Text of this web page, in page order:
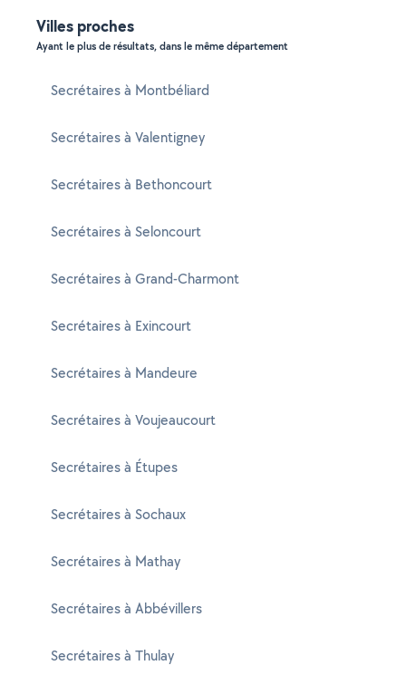
Villes proches
Ayant le plus de résultats, dans le même département
Secrétaires à Montbéliard
Secrétaires à Valentigney
Secrétaires à Bethoncourt
Secrétaires à Seloncourt
Secrétaires à Grand-Charmont
Secrétaires à Exincourt
Secrétaires à Mandeure
Secrétaires à Voujeaucourt
Secrétaires à Étupes
Secrétaires à Sochaux
Secrétaires à Mathay
Secrétaires à Abbévillers
Secrétaires à Thulay